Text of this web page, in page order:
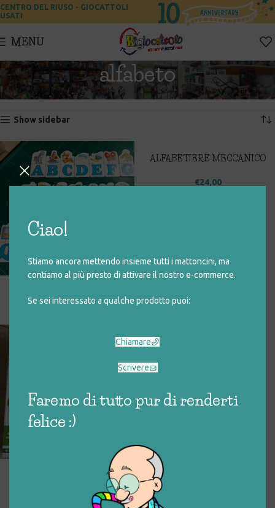
Ciao!
Stiamo ancora mettendo insieme tutti i mattoncini, ma
contiamo al più presto di attivare il nostro e-commerce.
Se sei interessato a qualche prodotto puoi:
Chiamare
Scrivere
Faremo di tutto pur di renderti
felice :)
CENTRO DEL RIUSO - GIOCATTOLI
USATI
MENU
alfabeto
Home Prodotti taggati “alfabeto” Visualizzazione di 3 risultati
Show sidebar
ALFABETO PUZZLE
€4,00
ALFABETIERE MECCANICO
€24,00
LE LETTERE – GIOCO